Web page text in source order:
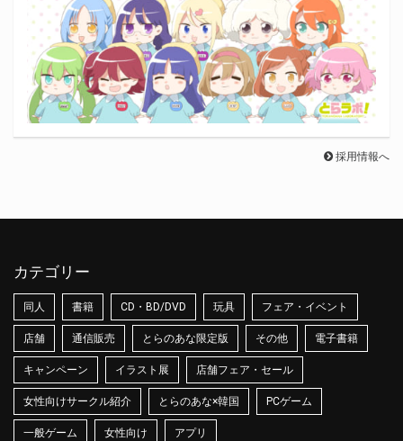
採用情報へ
カテゴリー
同人 書籍 CD・BD/DVD 玩具 フェア・イベント
店舗 通信販売 とらのあな限定版 その他 電子書籍
キャンペーン イラスト展 店舗フェア・セール
女性向けサークル紹介 とらのあな×韓国 PCゲーム
一般ゲーム 女性向け アプリ